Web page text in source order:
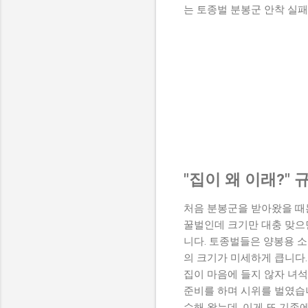
는 토종벌 분봉군 안착 실
"집이 왜 이래?"
처음 분봉군을 받아왔을
꿀벌인데 크기만 대충 맞
니다. 토종벌들은 양봉용
의 크기가 미세하게 큽니
집이 마음에 들지 않자 녀
준비를 하며 시위를 벌였